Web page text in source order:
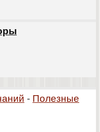
- Полезные